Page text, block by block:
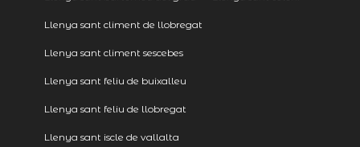
Llenya sant climent de llobregat
Llenya sant climent sescebes
Llenya sant feliu de buixalleu
Llenya sant feliu de llobregat
Llenya sant iscle de vallalta